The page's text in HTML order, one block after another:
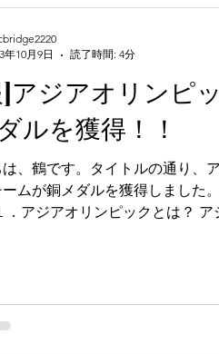
アジアオリンピ
ルを獲得！！
は、鶴です。タイトルの通り、
ムが銅メダルを獲得しました
．アジアオリンピックとは？
年10月9日
読了時間: 4分